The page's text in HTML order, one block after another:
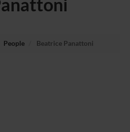
People Beatrice Panattoni